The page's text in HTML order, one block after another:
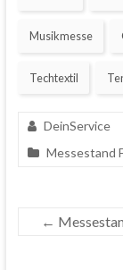
Musikmesse
Techtextil
DeinService
Messestand
←